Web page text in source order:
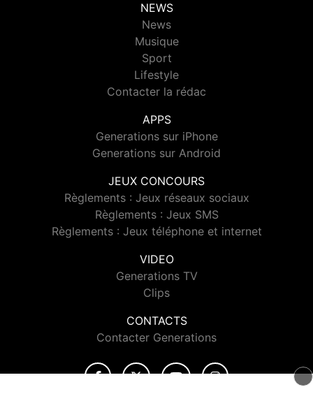
NEWS
News
Musique
Sport
Lifestyle
Contacter la rédac
APPS
Generations sur iPhone
Generations sur Android
JEUX CONCOURS
Règlements : Jeux réseaux sociaux
Règlements : Jeux SMS
Règlements : Jeux téléphone et internet
VIDEO
Generations TV
Clips
CONTACTS
Contacter Generations